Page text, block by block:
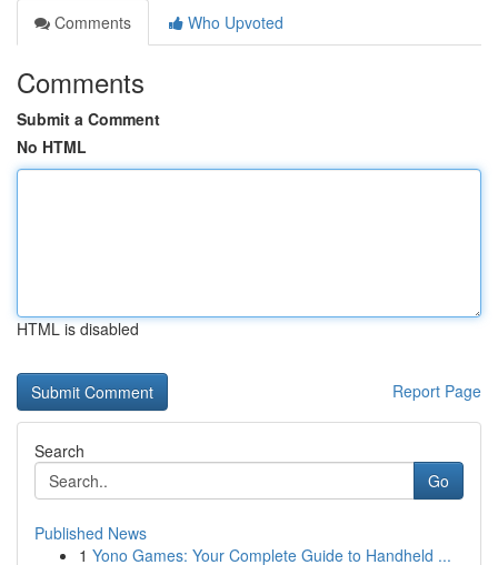
Comments
Who Upvoted
Comments
Submit a Comment
No HTML
HTML is disabled
Report Page
Search
Go
Published News
1 Yono Games: Your Complete Guide to Handheld ...